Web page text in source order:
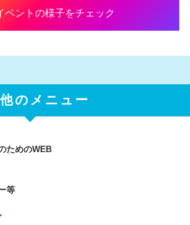
ベントの様子をチェック
のメニュー
ためのWEB
等